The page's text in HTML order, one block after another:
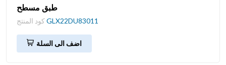
طبق مسطح
GLX22DU83011
اضف الى السلة